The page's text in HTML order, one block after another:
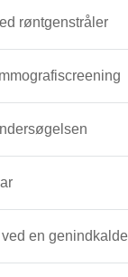
røntgenstråler
en